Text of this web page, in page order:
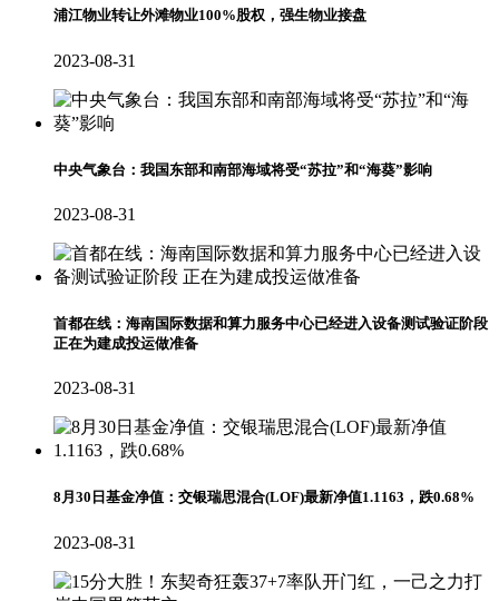
浦江物业转让外滩物业100%股权，强生物业接盘
2023-08-31
中央气象台：我国东部和南部海域将受“苏拉”和“海葵”影响
2023-08-31
首都在线：海南国际数据和算力服务中心已经进入设备测试验证阶段
正在为建成投运做准备
2023-08-31
8月30日基金净值：交银瑞思混合(LOF)最新净值1.1163，跌0.68%
2023-08-31